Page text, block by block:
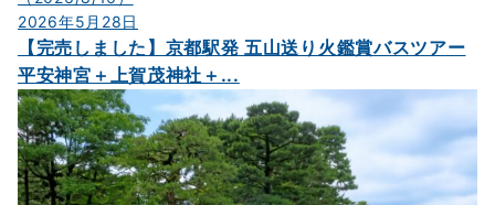
2026年5月28日
【完売しました】京都駅発 五山送り火鑑賞バスツアー
平安神宮＋上賀茂神社＋...